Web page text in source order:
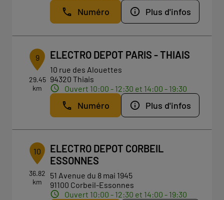
Numéro Plus d'infos
9
29.45
km
ELECTRO DEPOT PARIS - THIAIS
10 rue des Alouettes
94320 Thiais
Ouvert 10:00 - 12:30 et 14:00 - 19:30
Numéro Plus d'infos
10
36.82
km
ELECTRO DEPOT CORBEIL
ESSONNES
51 Avenue du 8 mai 1945
91100 Corbeil-Essonnes
Ouvert 10:00 - 12:30 et 14:00 - 19:30